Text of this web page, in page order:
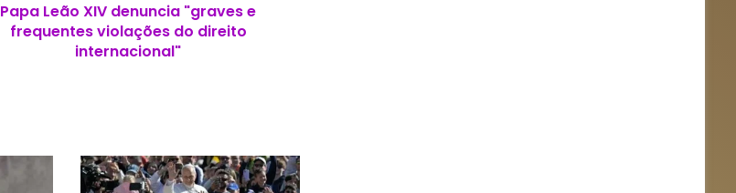
Papa Leão XIV denuncia "graves e
frequentes violações do direito
internacional"